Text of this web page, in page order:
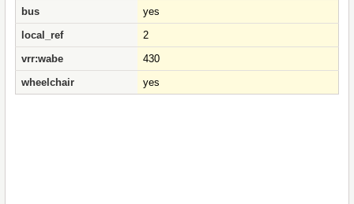
bus
yes
local_ref
2
vrr:wabe
430
wheelchair
yes